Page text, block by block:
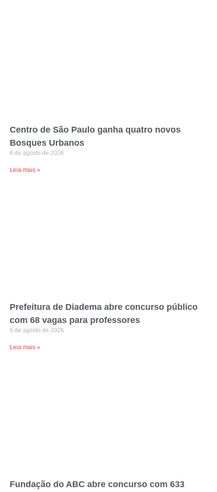
Centro de São Paulo ganha quatro novos
Bosques Urbanos
6 de agosto de 2026
Leia mais »
Prefeitura de Diadema abre concurso público
com 68 vagas para professores
6 de agosto de 2026
Leia mais »
Fundação do ABC abre concurso com 633